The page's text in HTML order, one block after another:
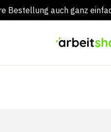
Bestellung auch ganz